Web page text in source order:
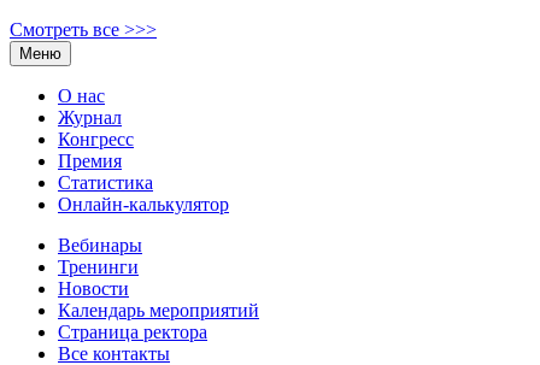
Смотреть все >>>
Меню
О нас
Журнал
Конгресс
Премия
Статистика
Онлайн-калькулятор
Вебинары
Тренинги
Новости
Календарь мероприятий
Страница ректора
Все контакты